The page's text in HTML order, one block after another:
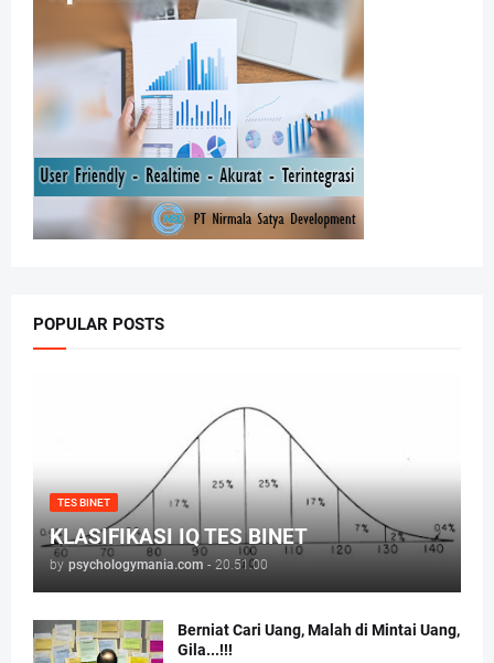
POPULAR POSTS
TES BINET
KLASIFIKASI IQ TES BINET
by psychologymania.com - 20.51.00
Berniat Cari Uang, Malah di Mintai Uang,
Gila...!!!